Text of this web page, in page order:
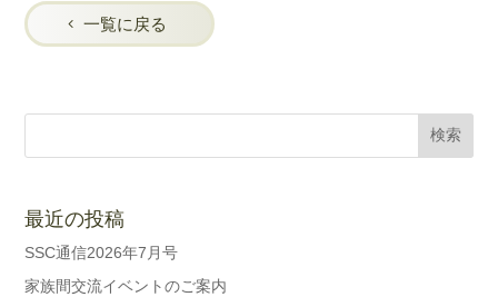
一覧に戻る
最近の投稿
SSC通信2026年7月号
家族間交流イベントのご案内